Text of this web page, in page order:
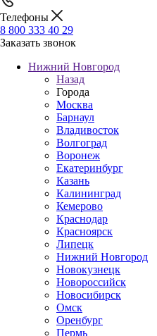
Телефоны
8 800 333 40 29
Заказать звонок
Нижний Новгород
Назад
Города
Москва
Барнаул
Владивосток
Волгоград
Воронеж
Екатеринбург
Казань
Калининград
Кемерово
Краснодар
Красноярск
Липецк
Нижний Новгород
Новокузнецк
Новороссийск
Новосибирск
Омск
Оренбург
Пермь